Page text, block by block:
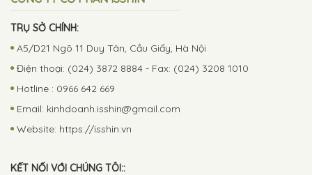
TRỤ SỞ CHÍNH:
A5/D21 Ngõ 11 Duy Tân, Cầu Giấy, Hà Nội
Điện thoại: (024) 3872 8884 - Fax: (024) 3208 1010
Hotline : 0966 642 669
Email: kinhdoanh.isshin@gmail.com
Website: https://isshin.vn
KẾT NỐI VỚI CHÚNG TÔI::